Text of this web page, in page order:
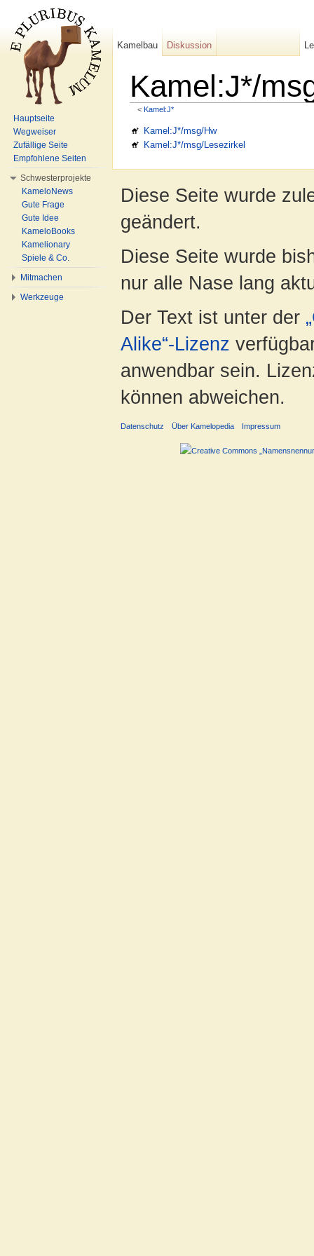
Kamel:J*/
< Kamel:J*
Kamel:J*/msg/Hw
Kamel:J*/msg/Lesezirkel
Kamelbau Diskussion
Hauptseite
Wegweiser
Zufällige Seite
Empfohlene Seiten
Schwesterprojekte
KameloNews
Gute Frage
Gute Idee
KameloBooks
Kamelionary
Spiele & Co.
Mitmachen
Werkzeuge
Diese Seite wurde
geändert.
Diese Seite wurde
nur alle Nase lang
Der Text ist unter der
Alike“-Lizenz
anwendbar sein.
können abweichen.
Datenschutz Über Kamelopedia Impressum